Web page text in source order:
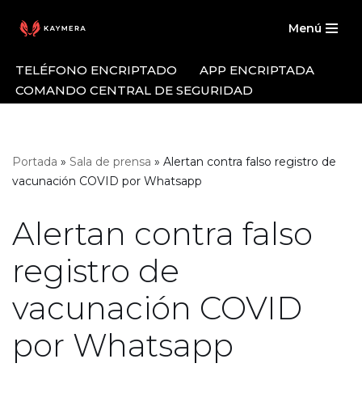
al
Menú
TELÉFONO ENCRIPTADO
APP ENCRIPTADA
COMANDO CENTRAL DE SEGURIDAD
Portada » Sala de prensa » Alertan contra falso registro de
vacunación COVID por Whatsapp
Alertan contra falso
registro de
vacunación COVID
por Whatsapp